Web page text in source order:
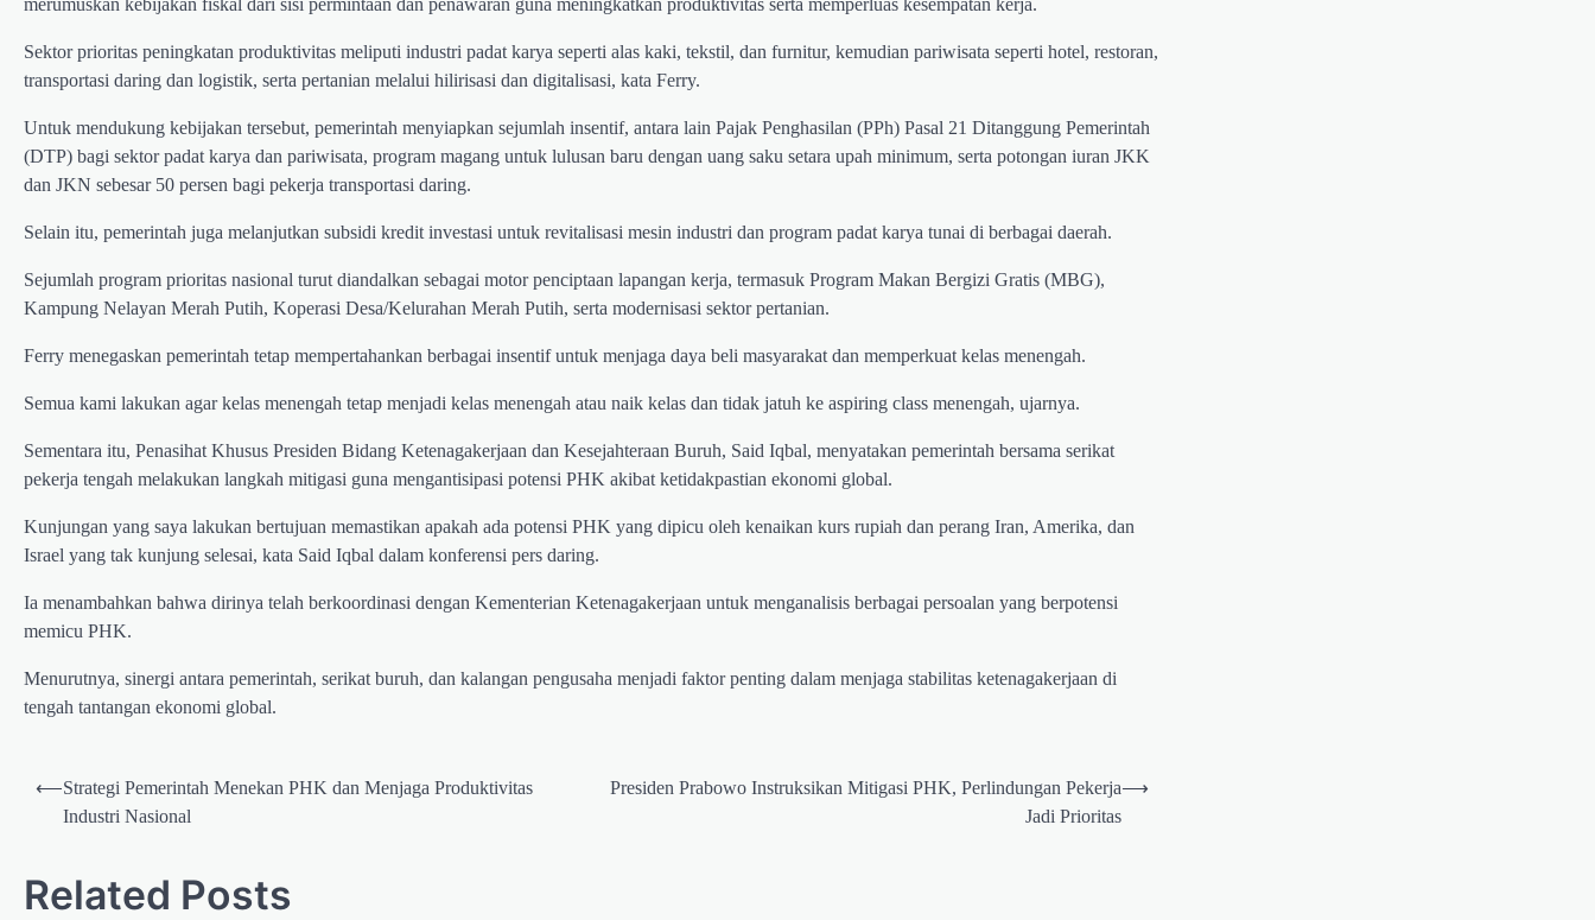
merumuskan kebijakan fiskal dari sisi permintaan dan penawaran guna meningkatkan produktivitas serta memperluas kesempatan kerja.
Sektor prioritas peningkatan produktivitas meliputi industri padat karya seperti alas kaki, tekstil, dan furnitur, kemudian pariwisata seperti hotel, restoran,
transportasi daring dan logistik, serta pertanian melalui hilirisasi dan digitalisasi, kata Ferry.
Untuk mendukung kebijakan tersebut, pemerintah menyiapkan sejumlah insentif, antara lain Pajak Penghasilan (PPh) Pasal 21 Ditanggung Pemerintah
(DTP) bagi sektor padat karya dan pariwisata, program magang untuk lulusan baru dengan uang saku setara upah minimum, serta potongan iuran JKK
dan JKN sebesar 50 persen bagi pekerja transportasi daring.
Selain itu, pemerintah juga melanjutkan subsidi kredit investasi untuk revitalisasi mesin industri dan program padat karya tunai di berbagai daerah.
Sejumlah program prioritas nasional turut diandalkan sebagai motor penciptaan lapangan kerja, termasuk Program Makan Bergizi Gratis (MBG),
Kampung Nelayan Merah Putih, Koperasi Desa/Kelurahan Merah Putih, serta modernisasi sektor pertanian.
Ferry menegaskan pemerintah tetap mempertahankan berbagai insentif untuk menjaga daya beli masyarakat dan memperkuat kelas menengah.
Semua kami lakukan agar kelas menengah tetap menjadi kelas menengah atau naik kelas dan tidak jatuh ke aspiring class menengah, ujarnya.
Sementara itu, Penasihat Khusus Presiden Bidang Ketenagakerjaan dan Kesejahteraan Buruh, Said Iqbal, menyatakan pemerintah bersama serikat
pekerja tengah melakukan langkah mitigasi guna mengantisipasi potensi PHK akibat ketidakpastian ekonomi global.
Kunjungan yang saya lakukan bertujuan memastikan apakah ada potensi PHK yang dipicu oleh kenaikan kurs rupiah dan perang Iran, Amerika, dan
Israel yang tak kunjung selesai, kata Said Iqbal dalam konferensi pers daring.
Ia menambahkan bahwa dirinya telah berkoordinasi dengan Kementerian Ketenagakerjaan untuk menganalisis berbagai persoalan yang berpotensi
memicu PHK.
Menurutnya, sinergi antara pemerintah, serikat buruh, dan kalangan pengusaha menjadi faktor penting dalam menjaga stabilitas ketenagakerjaan di
tengah tantangan ekonomi global.
Post
navigation
⟵Strategi Pemerintah Menekan PHK dan Menjaga Produktivitas
Industri Nasional
Presiden Prabowo Instruksikan Mitigasi PHK, Perlindungan Pekerja
Jadi Prioritas
⟶
Related Posts